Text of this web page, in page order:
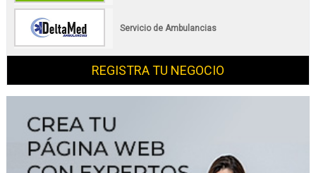
Servicio de Ambulancias
REGISTRA TU NEGOCIO